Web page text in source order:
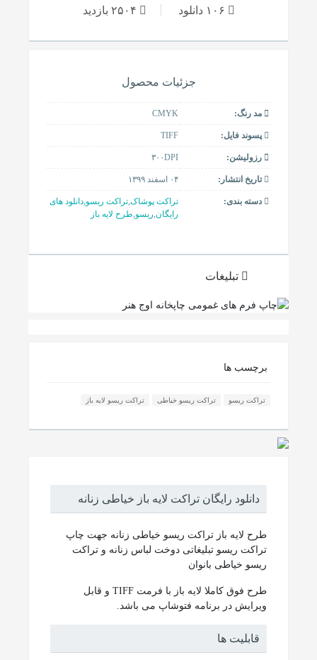
جزئیات محصول
مد رنگ: CMYK
پسوند فایل: TIFF
رزولیشن: ۳۰۰DPI
تاریخ انتشار: ۰۴ اسفند ۱۳۹۹
دسته بندی: تراکت پوشاک,تراکت ریسو,دانلود های
رایگان,ریسو,طرح لایه باز
تبلیغات
برچسب ها
تراکت ریسو تراکت ریسو خیاطی تراکت ریسو لایه باز
دانلود رایگان تراکت لایه باز خیاطی زنانه
طرح لایه باز تراکت ریسو خیاطی زنانه جهت چاپ
تراکت ریسو تبلیغاتی دوخت لباس زنانه و تراکت
ریسو خیاطی بانوان
طرح فوق کاملا لایه باز با فرمت TIFF و قابل
ویرایش در برنامه فتوشاپ می باشد.
قابلیت ها